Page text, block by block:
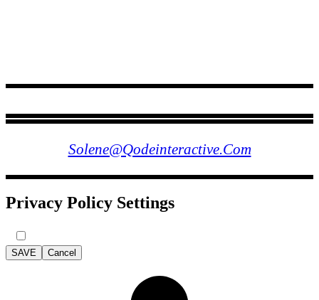
Solene@qodeinteractive.com
Privacy Policy Settings
SAVE Cancel